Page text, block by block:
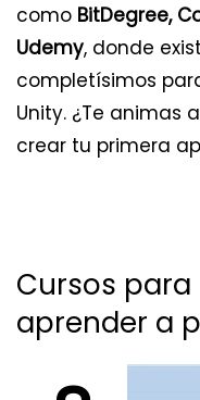
como BitDegree,
Udemy, donde
completísimos
Unity. ¿Te animas
crear tu primera
Cursos para
aprender a